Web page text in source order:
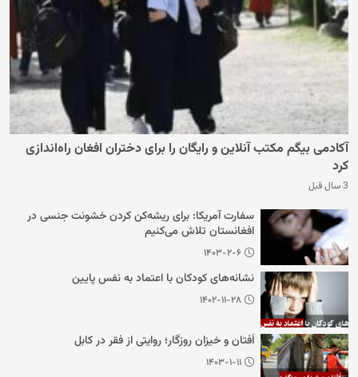
آکادمی بیگم مکتب آنلاین و رایگان را برای دختران افغان راه‌اندازی
کرد
3 سال قبل
سفارت آمریکا: برای ریشه‌کن کردن خشونت جنسی در
افغانستان تلاش می‌کنیم
۱۴۰۳-۲-۶
نشانه‌های کودکان با اعتماد به نفس پایین
۱۴۰۲-۱۱-۲۸
اُفتان و خیزان روزگار؛ روایتی از فقر در کابل
۱۴۰۳-۱-۱۱